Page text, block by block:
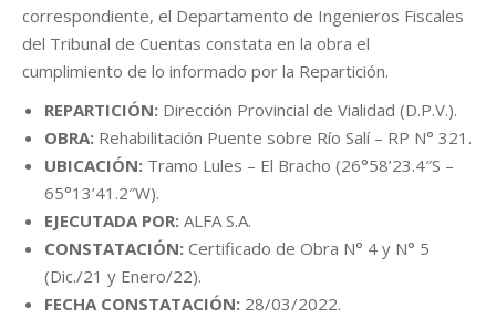
correspondiente, el Departamento de Ingenieros Fiscales
del Tribunal de Cuentas constata en la obra el
cumplimiento de lo informado por la Repartición.
REPARTICIÓN: Dirección Provincial de Vialidad (D.P.V.).
OBRA: Rehabilitación Puente sobre Río Salí – RP N° 321.
UBICACIÓN: Tramo Lules – El Bracho (26°58’23.4″S –
65°13’41.2″W).
EJECUTADA POR: ALFA S.A.
CONSTATACIÓN: Certificado de Obra N° 4 y N° 5
(Dic./21 y Enero/22).
FECHA CONSTATACIÓN: 28/03/2022.